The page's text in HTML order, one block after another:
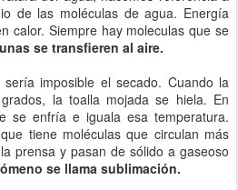
de las moléculas de agua. Energía
calor. Siempre hay moleculas que se
se transfieren al aire.
imposible el secado. Cuando la
la toalla mojada se hiela. En
se enfría e iguala esa temperatura.
tiene moléculas que circulan más
prensa y pasan de sólido a gaseoso
se llama sublimación.